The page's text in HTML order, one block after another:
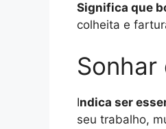
Significa que
colheita e
Sonhar
Indica ser
seu trabalho,